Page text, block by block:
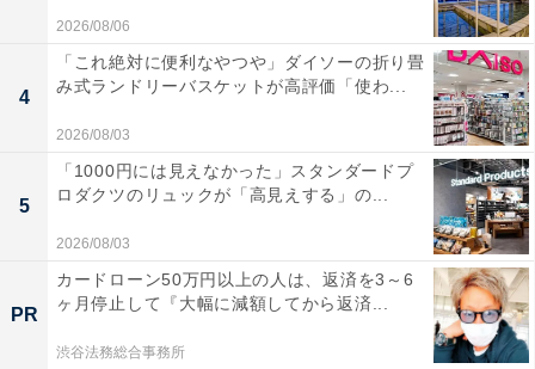
アプローチする“おいしくてサステナブルなショコラ”も
登場。
2026/08/06
4
「これ絶対に便利なやつや」ダイソーの折り畳
み式ランドリーバスケットが高評価「使わ...
2026/08/03
5
「1000円には見えなかった」スタンダードプ
ロダクツのリュックが「高見えする」の...
2026/08/03
PR
カードローン50万円以上の人は、返済を3～6
ヶ月停止して『大幅に減額してから返済...
渋谷法務総合事務所